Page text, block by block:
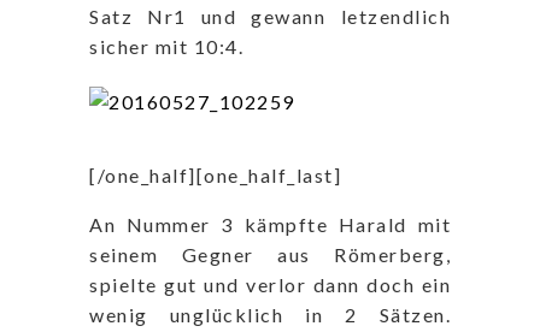
Satz Nr1 und gewann letzendlich
sicher mit 10:4.
[/one_half][one_half_last]
An Nummer 3 kämpfte Harald mit
seinem Gegner aus Römerberg,
spielte gut und verlor dann doch ein
wenig unglücklich in 2 Sätzen.